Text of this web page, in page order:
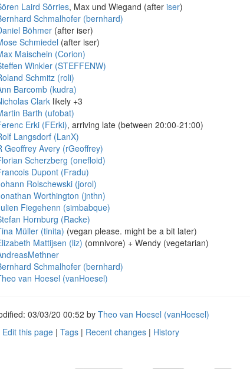
Laird Sörries, Max und Wiegand (after iser)
Schmalhofer (‎bernhard‎)
Böhmer (after iser)
Schmiedel (after iser)
Maischein (‎Corion‎)
Winkler (‎STEFFENW‎)
Schmitz (‎roli‎)
Barcomb (‎kudra‎)
Clark likely +3
Barth (‎ufobat‎)
Erki (‎FErki‎), arriving late (between 20:00-21:00)
Langsdorf (‎LanX‎)
Geoffrey Avery (‎rGeoffrey‎)
Scherzberg (‎onefloid‎)
Dupont (‎Fradu‎)
Rolschewski (‎jorol‎)
Worthington (‎jnthn‎)
Fiegehenn (‎simbabque‎)
Hornburg (‎Racke‎)
Müller (‎tinita‎) (vegan please. might be a bit later)
Mattijsen (‎liz‎) (omnivore) + Wendy (vegetarian)
Schmalhofer (‎bernhard‎)
van Hoesel (‎vanHoesel‎)
03/03/20 00:52 by Theo van Hoesel (‎vanHoesel‎)
Edit this page | Tags | Recent changes | History